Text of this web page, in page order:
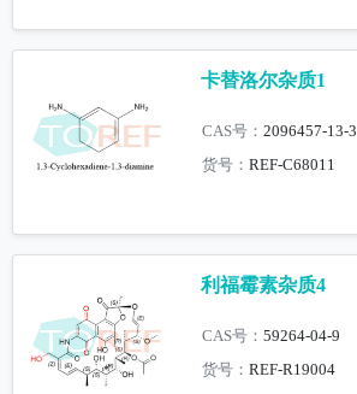
卡替洛尔杂质1
CAS号：2096457-13-3
货号：REF-C68011
利福霉素杂质4
CAS号：59264-04-9
货号：REF-R19004